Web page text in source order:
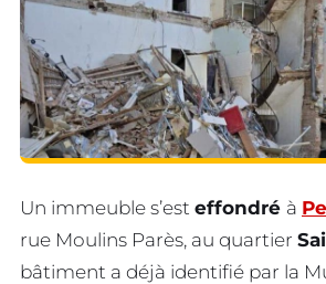
Un immeuble s’est effondré à
rue Moulins Parès, au quartier
bâtiment a déjà identifié par la